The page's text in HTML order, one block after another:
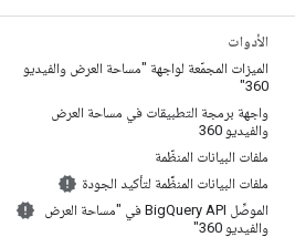
الأدوات
الميزات المجمّعة لواجهة "مساحة العرض والفيديو
360"
واجهة برمجة التطبيقات في مساحة العرض
والفيديو 360
ملفات البيانات المنظّمة
ملفات البيانات المنظَّمة لتأكيد الجودة
الموصِّل Big
Query API في "مساحة العرض
والفيديو 360"